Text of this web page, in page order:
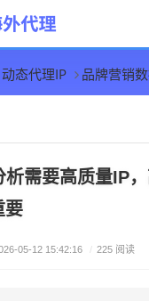
动态代理IP 品牌营销数据分析需要高质量
析需要高质量IP
要
05-12 15:42:16 / 225 阅读